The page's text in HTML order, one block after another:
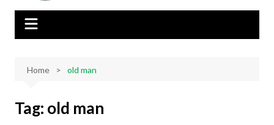
Home old man
Tag: old man